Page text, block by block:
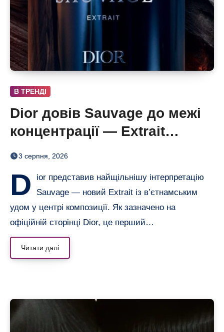
В ТРЕНДІ
Dior довів Sauvage до межі
концентрації — Extrait
дозріває 42 дні
3 серпня, 2026
D
ior представив найщільнішу інтерпретацію
Sauvage — новий Extrait із в’єтнамським
удом у центрі композиції. Як зазначено на
офіційній сторінці Dior, це перший…
Читати далі